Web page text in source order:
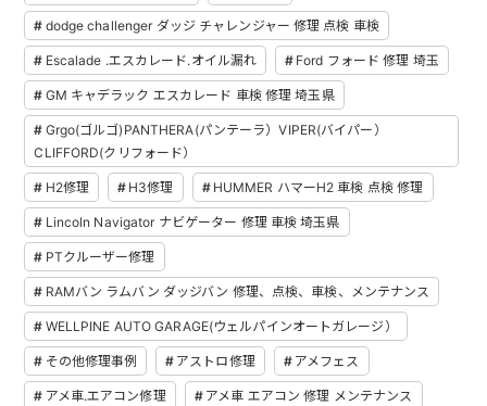
dodge challenger ダッジ チャレンジャー 修理 点検 車検
Escalade .エスカレード.オイル漏れ Ford フォード 修理 埼玉
GM キャデラック エスカレード 車検 修理 埼玉県
Grgo(ゴルゴ)PANTHERA(パンテーラ）VIPER(バイパー）
CLIFFORD(クリフォード）
H2修理 H3修理 HUMMER ハマーH2 車検 点検 修理
Lincoln Navigator ナビゲーター 修理 車検 埼玉県
PTクルーザー修理
RAMバン ラムバン ダッジバン 修理、点検、車検、メンテナンス
WELLPINE AUTO GARAGE(ウェルパインオートガレージ）
その他修理事例 アストロ修理 アメフェス
アメ車.エアコン修理 アメ車 エアコン 修理 メンテナンス